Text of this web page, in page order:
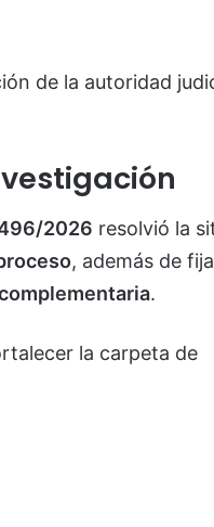
de la autoridad
2026 resolvió la
, además de
.
la carpeta de